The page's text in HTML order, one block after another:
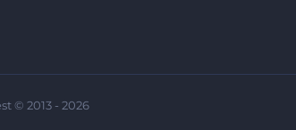
© 2013 - 2026